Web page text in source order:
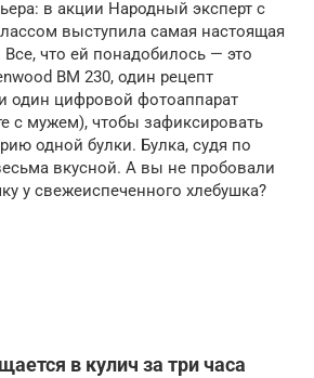
в акции Народный эксперт с
выступила самая настоящая
что ей понадобилось — это
BM 230, один рецепт
один цифровой фотоаппарат
с мужем), чтобы зафиксировать
одной булки. Булка, судя по
вкусной. А вы не пробовали
у свежеиспеченного хлебушка?
в кулич за три часа